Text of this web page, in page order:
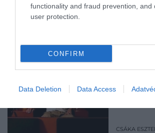
functionality and fraud prevention, and
user protection.
CONFIRM
Data Deletion Data Access
CSÁKA